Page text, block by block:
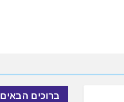
ברוכים הבאים